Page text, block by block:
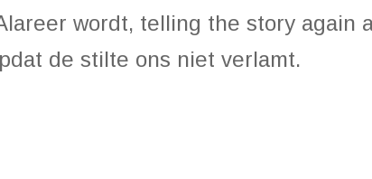
wordt, telling the story again
de stilte ons niet verlamt.